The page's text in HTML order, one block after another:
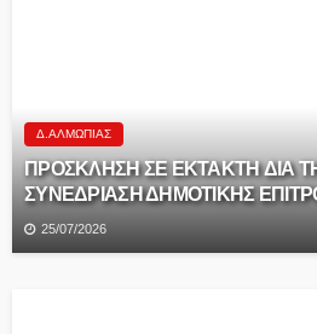
Δ.ΑΛΜΩΠΊΑΣ
ΠΡΟΣΚΛΗΣΗ ΣΕ EKTAKTH ΔΙΑ
ΣΥΝΕΔΡΙΑΣΗ ΔΗΜΟΤΙΚΗΣ
25/07/2026